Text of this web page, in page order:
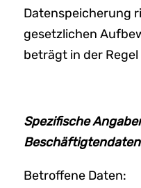
Datenspeicherung
gesetzlichen
beträgt in der Regel
Spezifische
Beschäftigtendaten
Betroffene